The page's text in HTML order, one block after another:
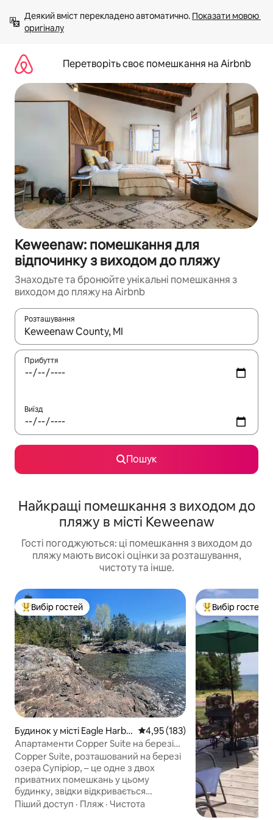
вмісту
Деякий вміст перекладено автоматично. Показати мовою
оригіналу
Перетворіть своє помешкання на Airbnb
Keweenaw: помешкання для
відпочинку з виходом до пляжу
Знаходьте та бронюйте унікальні помешкання з
виходом до пляжу на Airbnb
Розташування
Отримавши результати пошуку, використовуйте для
Прибуття
Виїзд
Пошук
Найкращі помешкання з виходом до
пляжу в місті Keweenaw
Гості погоджуються: ці помешкання з виходом до
пляжу мають високі оцінки за розташування,
чистоту та інше.
Топ вибір гостей
Вибір гостей
Будинок у місті Eagle Harbo
r
Середня оцінка: 4,95 з 5,
4,95 (183)
Апартаменти Copper Suite на березі
озера Суперіор у Рок-Коув
Copper Suite, розташований на березі
озера Супіріор, – це одне з двох
приватних помешкань у цьому
будинку, звідки відкривається
приголомшливий панорамний
Піший доступ · Пляж · Чистота
Топ вибір гостей
Вибір гостей